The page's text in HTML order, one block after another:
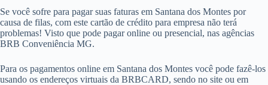
Se você sofre para pagar suas faturas em Santana dos Montes por
causa de filas, com este cartão de crédito para empresa não terá
problemas! Visto que pode pagar online ou presencial, nas agências
BRB Conveniência MG.
Para os pagamentos online em Santana dos Montes você pode fazê-los
usando os endereços virtuais da BRBCARD, sendo no site ou em